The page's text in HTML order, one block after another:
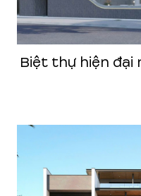
Biệt thự hiện đại